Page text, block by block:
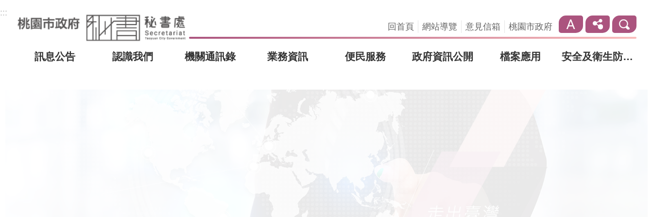
:::
回首頁
網站導覽 意見信箱 桃園市政府
訊息公告 認識我們 機關通訊錄 業務資訊 便民服務 政府資訊公開 檔案應用 安全及衛生防護專區